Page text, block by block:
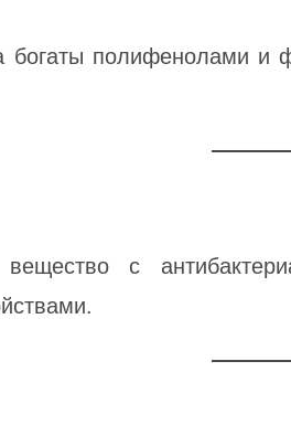
богаты полифенолами
с